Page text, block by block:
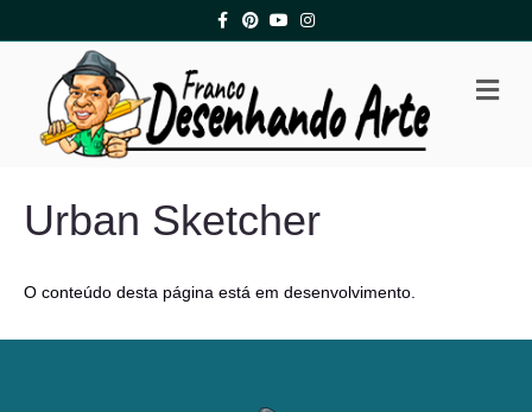
Facebook
PinterestYoutubeInstagram
Urban Sketcher
O conteúdo desta página está em desenvolvimento.